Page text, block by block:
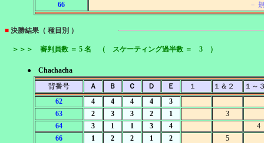
66
－
■ 決勝結果（ 種目別 ）
＞＞＞ 審判員数 ＝ 5 名 （ スケーティング過半数 ＝ 3 ）
● Chachacha
背番号
Ａ Ｂ Ｃ Ｄ Ｅ １ １＆２
１
62
4 4 4 4
3
63
2 3 3 2 1
3
64
3 1 1 3 4
4
66
1 2 2 1 2 5